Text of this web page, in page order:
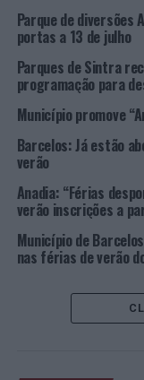
lamecenses, entre
Catarina Ribeiro,
crianças que
Verão” e, também
algumas das
atividades lúdicas
visando a
Parque de diversões
portas a 13 de julho
Parques de Sintra
programação para
Município promove
Barcelos: Já estão
verão
Anadia: “Férias
verão inscrições a
Município de
nas férias de verão